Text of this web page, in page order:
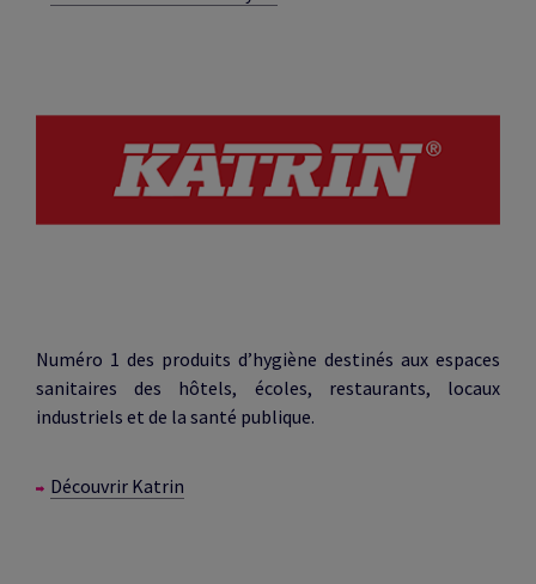
Numéro 1 des produits d’hygiène destinés aux espaces
sanitaires des hôtels, écoles, restaurants, locaux
industriels et de la santé publique.
Découvrir Katrin